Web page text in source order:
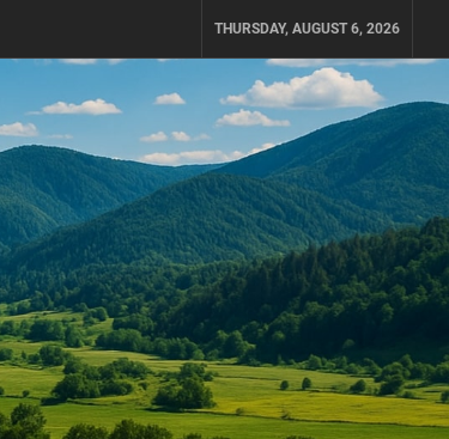
THURSDAY, AUGUST 6, 2026